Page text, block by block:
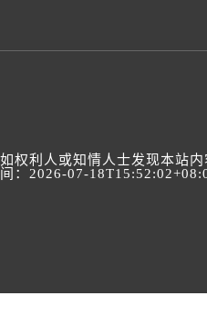
如权利人或知情人士发现本站
间：2026-07-